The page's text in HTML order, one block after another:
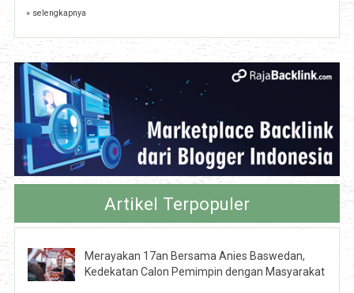
» selengkapnya
Artikel Terpopuler
Merayakan 17an Bersama Anies Baswedan,
Kedekatan Calon Pemimpin dengan Masyarakat